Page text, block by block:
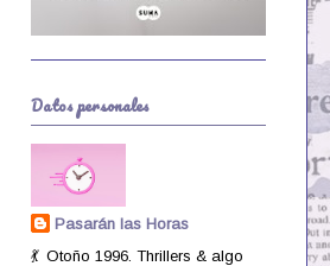
Datos personales
Pasarán las Horas
💃 Otoño 1996. Thrillers & algo